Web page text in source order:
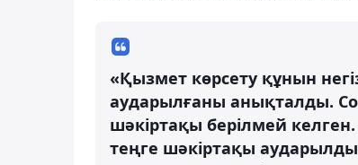
«Қызмет көрсету құнын
аударылғаны анықталды.
шәкіртақы берілмей
теңге шәкіртақы